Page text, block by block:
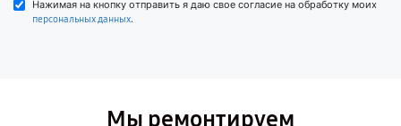
Нажимая на кнопку отправить я даю свое согласие на обработку моих
персональных данных.
Мы ремонтируем